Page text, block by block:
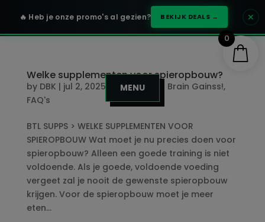
🔥 Heb je onze promo's al gezien? BEKIJK DEALS → ✕
MENU
Welke supplementen voor spieropbouw?
by DBK | jul 2, 2025 Born to lift’s Brain Gainss!,
FAQ's
BTL SUPPS > WELKE SUPPLEMENTEN VOOR
SPIEROPBOUW Wat moet je nu precies doen voor
spieropbouw? Alleen een goede training is niet
voldoende. Als je goede, voldoende voeding
vergeet zal je nooit de gewenste spieropbouw
krijgen. Voor de spieropbouw moet je meer
eten...
0